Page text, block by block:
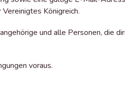
Königreich.
und alle Personen, die
voraus.